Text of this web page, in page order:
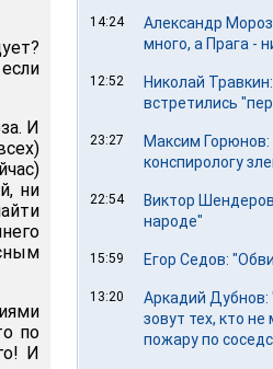
И
ни
по
И
14:24
Александр
много, а Прага -
12:52
Николай
встретились
23:27
Максим Горюнов:
конспирологу
22:54
Виктор
народе"
15:59 Егор Седов:
13:20
Аркадий
зовут тех, кто
пожару по